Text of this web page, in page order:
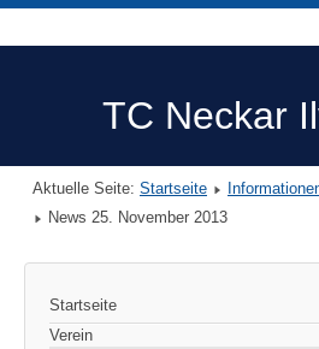
TC Neckar
Aktuelle Seite: Startseite
News 25. November 2013
Startseite
Verein